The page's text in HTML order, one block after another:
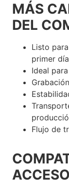
MÁS
DEL
Listo
primer día
Ideal
Flujo de